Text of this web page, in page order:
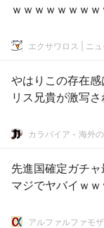
ｗｗｗｗｗｗｗ
エクサワロス | ニ
やはりこの存在
リス兄貴が激写
カラパイア - 海外
先進国確定ガチ
マジでヤバイｗｗ
アルファルファモ